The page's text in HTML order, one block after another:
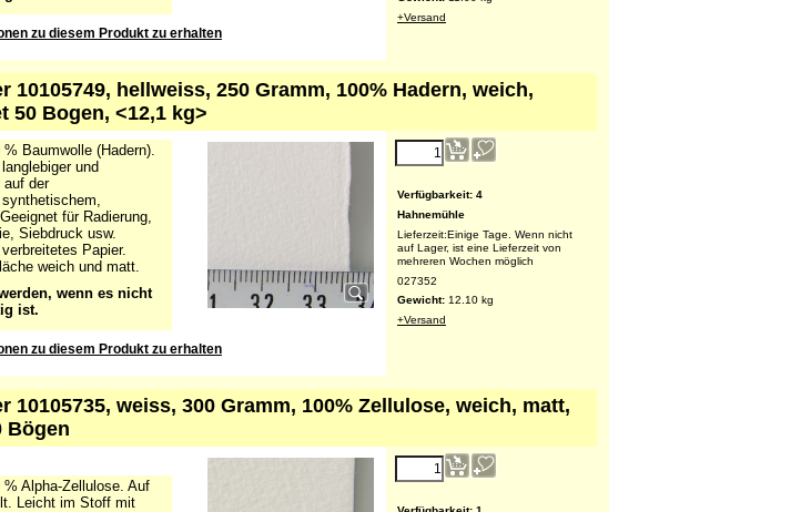
mehreren Wochen möglich
+Versand
wenn es nicht
ist.
10105749, hellweiss, 250 Gramm, 100% Hadern, weich,
50 Bogen, <12,1 kg>
Verfügbarkeit: 4
Hahnemühle
Lieferzeit: Einige Tage. Wenn nicht
mehreren Wochen möglich
Baumwolle (Hadern).
und
auf der
für Radierung,
Siebdruck usw.
Papier.
weich und matt.
wenn es nicht
ist.
10105735, weiss, 300 Gramm, 100% Zellulose, weich, matt,